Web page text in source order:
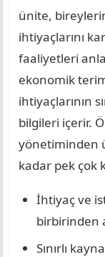
ünite,
ihtiyaçlarını
faaliyetleri
ekonomik
ihtiyaçlarının
bilgileri içerir.
yönetiminden
kadar pek çok
İhtiyaç ve
birbirinden
Sınırlı